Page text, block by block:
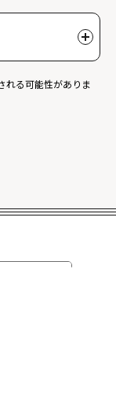
のファンが投稿
れる可能性がありま